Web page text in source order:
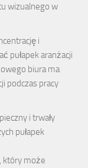
wizualnego w
i
pułapek aranżacji
biura ma
podczas pracy
i trwały
pułapek
który może